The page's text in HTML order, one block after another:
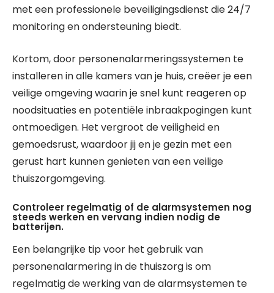
met een professionele beveiligingsdienst die 24/7
monitoring en ondersteuning biedt.
Kortom, door personenalarmeringssystemen te
installeren in alle kamers van je huis, creëer je een
veilige omgeving waarin je snel kunt reageren op
noodsituaties en potentiële inbraakpogingen kunt
ontmoedigen. Het vergroot de veiligheid en
gemoedsrust, waardoor jij en je gezin met een
gerust hart kunnen genieten van een veilige
thuiszorgomgeving.
Controleer regelmatig of de alarmsystemen nog
steeds werken en vervang indien nodig de
batterijen.
Een belangrijke tip voor het gebruik van
personenalarmering in de thuiszorg is om
regelmatig de werking van de alarmsystemen te